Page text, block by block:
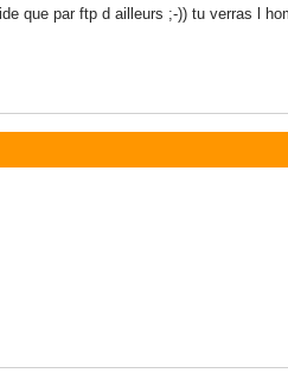
que par ftp d ailleurs ;-)) tu verras l